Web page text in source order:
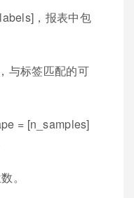
，报表中包
与标签匹配的可
= [n_samples]
。